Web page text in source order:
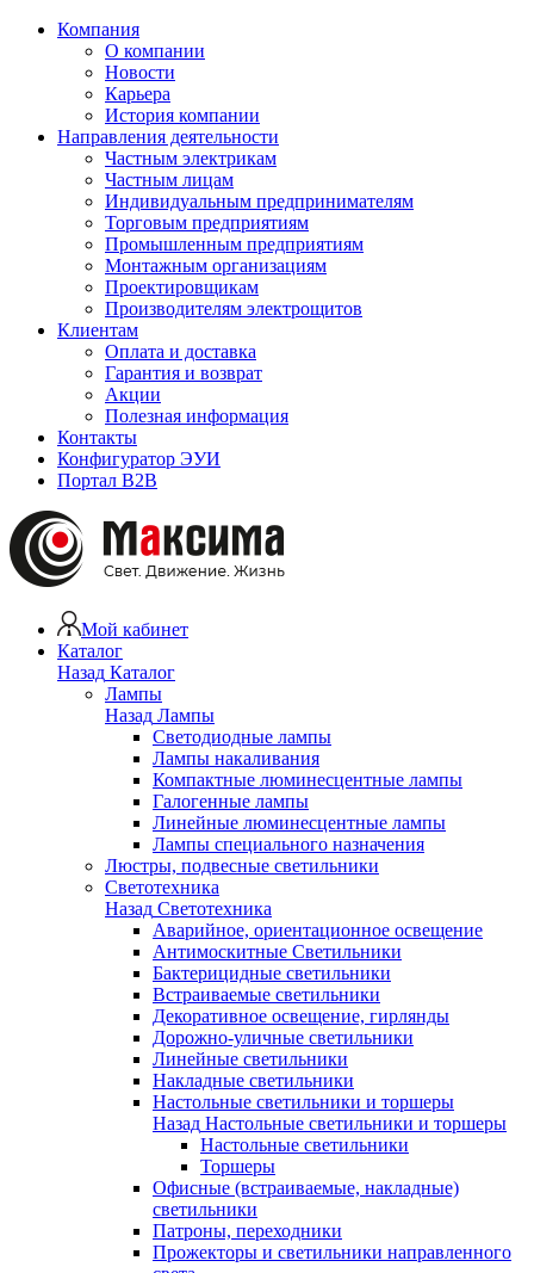
Компания
О компании
Новости
Карьера
История компании
Направления деятельности
Частным электрикам
Частным лицам
Индивидуальным предпринимателям
Торговым предприятиям
Промышленным предприятиям
Монтажным организациям
Проектировщикам
Производителям электрощитов
Клиентам
Оплата и доставка
Гарантия и возврат
Акции
Полезная информация
Контакты
Конфигуратор ЭУИ
Портал B2B
Мой кабинет
Каталог
Назад Каталог
Лампы
Назад Лампы
Светодиодные лампы
Лампы накаливания
Компактные люминесцентные лампы
Галогенные лампы
Линейные люминесцентные лампы
Лампы специального назначения
Люстры, подвесные светильники
Светотехника
Назад Светотехника
Аварийное, ориентационное освещение
Антимоскитные Светильники
Бактерицидные светильники
Встраиваемые светильники
Декоративное освещение, гирлянды
Дорожно-уличные светильники
Линейные светильники
Накладные светильники
Настольные светильники и торшеры
Назад Настольные светильники и торшеры
Настольные светильники
Торшеры
Офисные (встраиваемые, накладные)
светильники
Патроны, переходники
Прожекторы и светильники направленного